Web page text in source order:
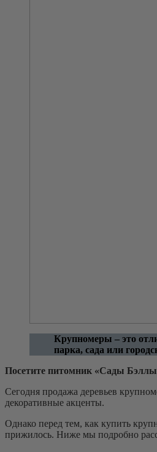
Крупномеры – это
парка, сада или
Посетите питомник «Сады
Сегодня продажа деревьев
декоративные акценты.
Однако перед тем, как купить
прижилось. Ниже мы подробно